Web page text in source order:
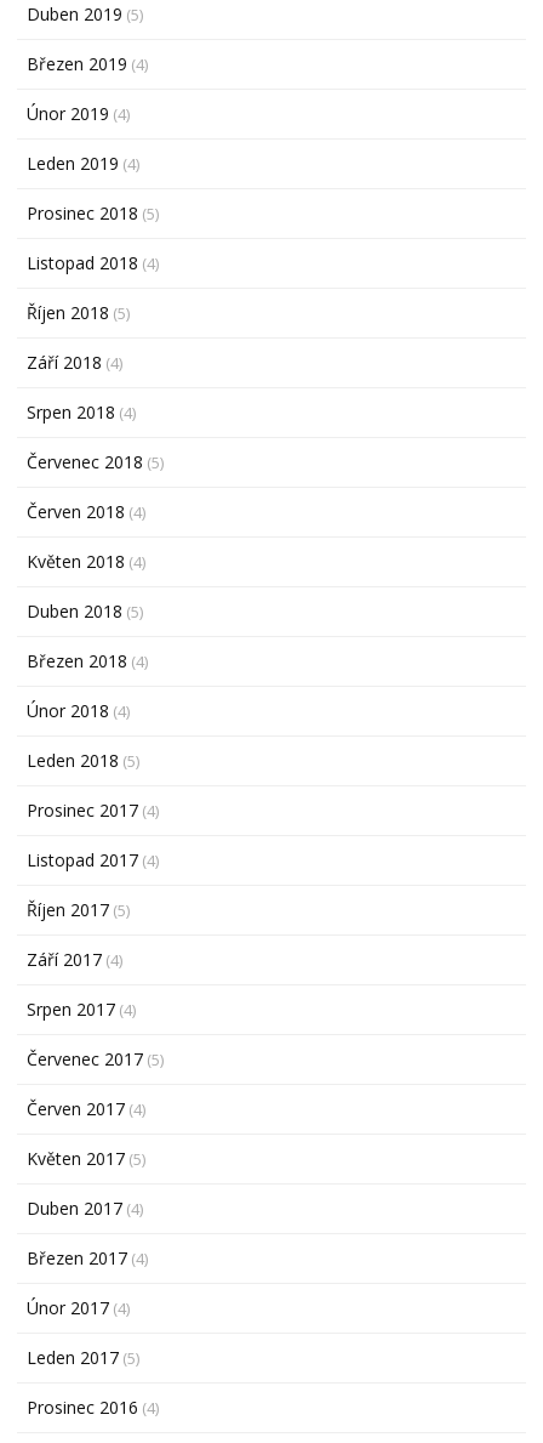
Duben 2019 (5)
Březen 2019 (4)
Únor 2019 (4)
Leden 2019 (4)
Prosinec 2018 (5)
Listopad 2018 (4)
Říjen 2018 (5)
Září 2018 (4)
Srpen 2018 (4)
Červenec 2018 (5)
Červen 2018 (4)
Květen 2018 (4)
Duben 2018 (5)
Březen 2018 (4)
Únor 2018 (4)
Leden 2018 (5)
Prosinec 2017 (4)
Listopad 2017 (4)
Říjen 2017 (5)
Září 2017 (4)
Srpen 2017 (4)
Červenec 2017 (5)
Červen 2017 (4)
Květen 2017 (5)
Duben 2017 (4)
Březen 2017 (4)
Únor 2017 (4)
Leden 2017 (5)
Prosinec 2016 (4)